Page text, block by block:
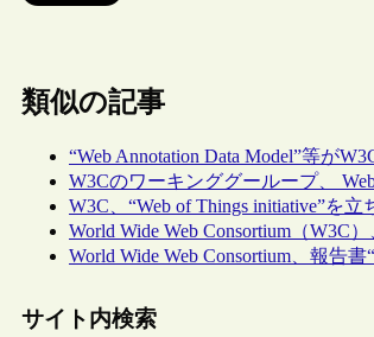
類似の記事
“Web Annotation Data Model”等が
W3Cのワーキンググーループ、
W3C、“Web of Things initiative”を立
World Wide Web Consortium（W3C
World Wide Web Consortium、報告書
サイト内検索